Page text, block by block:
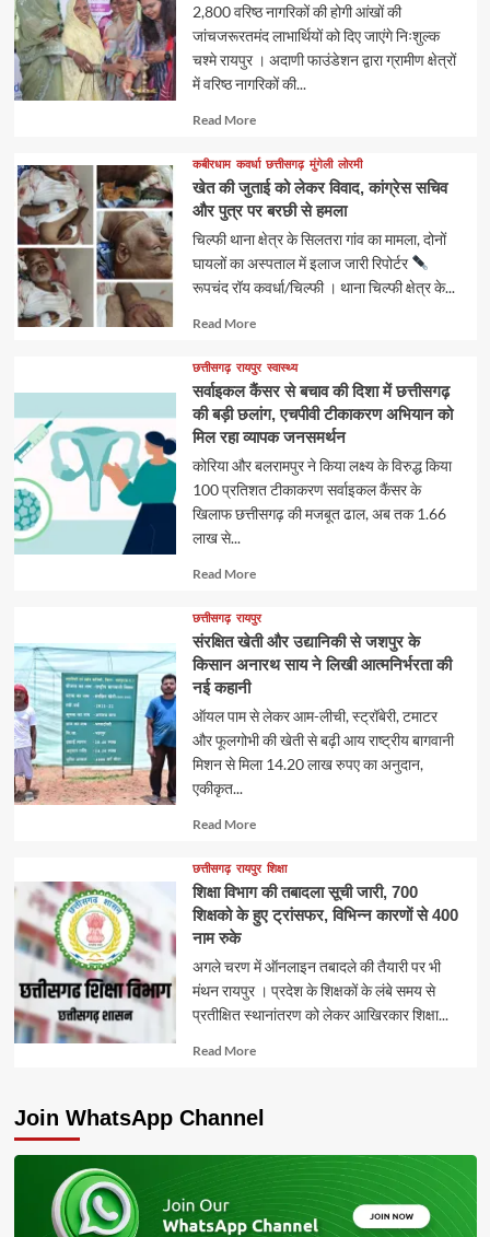
2,800 वरिष्ठ नागरिकों की होगी आंखों की
जांचजरूरतमंद लाभार्थियों को दिए जाएंगे निःशुल्क
चश्मे रायपुर । अदाणी फाउंडेशन द्वारा ग्रामीण क्षेत्रों
में वरिष्ठ नागरिकों की...
Read MoreRead
about
कबीरधाम कवर्धा छत्तीसगढ़ मुंगेली लोरमी
खेत की जुताई को लेकर विवाद, कांग्रेस सचिव
और पुत्र पर बरछी से हमला
चिल्फी थाना क्षेत्र के सिलतरा गांव का मामला, दोनों
घायलों का अस्पताल में इलाज जारी रिपोर्टर
रूपचंद रॉय कवर्धा/चिल्फी । थाना चिल्फी क्षेत्र के...
Read MoreRead
about
छत्तीसगढ़ रायपुर स्वास्थ्य
सर्वाइकल कैंसर से बचाव की दिशा में छत्तीसगढ़
की बड़ी छलांग, एचपीवी टीकाकरण अभियान को
मिल रहा व्यापक जनसमर्थन
कोरिया और बलरामपुर ने किया लक्ष्य के विरुद्ध किया
100 प्रतिशत टीकाकरण सर्वाइकल कैंसर के
खिलाफ छत्तीसगढ़ की मजबूत ढाल, अब तक 1.66
लाख से...
Read MoreRead
about
छत्तीसगढ़ रायपुर
संरक्षित खेती और उद्यानिकी से जशपुर के
किसान अनारथ साय ने लिखी आत्मनिर्भरता की
नई कहानी
ऑयल पाम से लेकर आम-लीची, स्ट्रॉबेरी, टमाटर
और फूलगोभी की खेती से बढ़ी आय राष्ट्रीय बागवानी
मिशन से मिला 14.20 लाख रुपए का अनुदान,
एकीकृत...
Read MoreRead
about
छत्तीसगढ़ रायपुर शिक्षा
शिक्षा विभाग की तबादला सूची जारी, 700
शिक्षको के हुए ट्रांसफर, विभिन्न कारणों से 400
नाम रुके
अगले चरण में ऑनलाइन तबादले की तैयारी पर भी
मंथन रायपुर । प्रदेश के शिक्षकों के लंबे समय से
प्रतीक्षित स्थानांतरण को लेकर आखिरकार शिक्षा...
Read MoreRead
Join WhatsApp Channel